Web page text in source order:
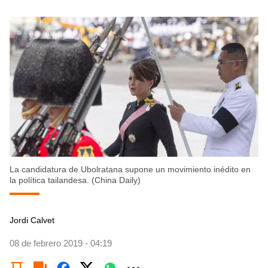
La candidatura de Ubolratana supone un movimiento inédito en
la política tailandesa. (China Daily)
Jordi Calvet
08 de febrero 2019 - 04:19